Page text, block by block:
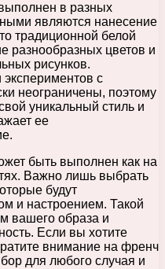
в разных
являются нанесение
традиционной белой
разнообразных цветов и
рисунков.
экспериментов с
неограничены, поэтому
уникальный стиль и
ее
быть выполнен как на
Важно лишь выбрать
будут
и настроением. Такой
вашего образа и
Если вы хотите
внимание на френч
для любого случая и